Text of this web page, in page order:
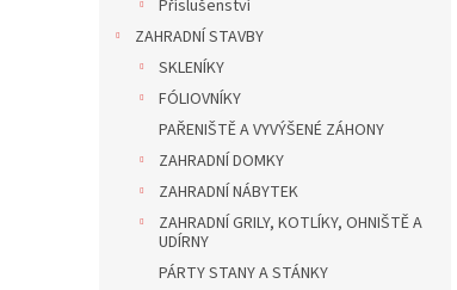
Příslušenství
ZAHRADNÍ STAVBY
SKLENÍKY
FÓLIOVNÍKY
PAŘENIŠTĚ A VYVÝŠENÉ ZÁHONY
ZAHRADNÍ DOMKY
ZAHRADNÍ NÁBYTEK
ZAHRADNÍ GRILY, KOTLÍKY, OHNIŠTĚ A
UDÍRNY
PÁRTY STANY A STÁNKY